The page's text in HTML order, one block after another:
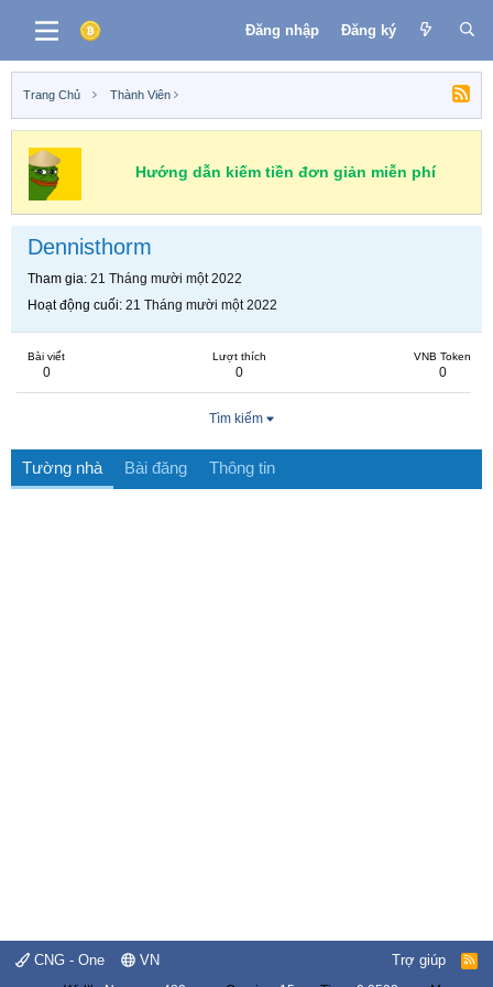
Đăng nhập Đăng ký
Trang Chủ Thành Viên
Hướng dẫn kiếm tiền đơn giản miễn phí
Dennisthorm
Tham gia 21 Tháng mười một 2022
Hoạt động cuối 21 Tháng mười một 2022
Bài viết
0
Lượt thích
0
VNB Token
0
Tìm kiếm
Tường nhà Bài đăng Thông tin
CNG - One VN Trợ giúp
R